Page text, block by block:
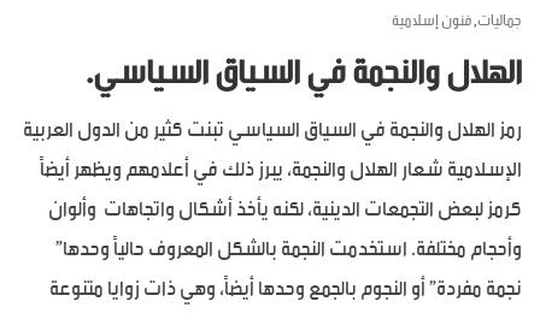
جماليات,فنون إسلامية
الهلال والنجمة في السياق السياسي.
رمز الهلال والنجمة في السياق السياسي تبنت كثير من الدول العربية
الإسلامية شعار الهلال والنجمة، يبرز ذلك في أعلامهم ويظهر أيضاً
كرمز لبعض التجمعات الدينية، لكنه يأخذ أشكال واتجاهات وألوان
وأحجام مختلفة. استخدمت النجمة بالشكل المعروف حالياً وحدها”
نجمة مفردة” أو النجوم بالجمع وحدها أيضاً، وهي ذات زوايا متنوعة